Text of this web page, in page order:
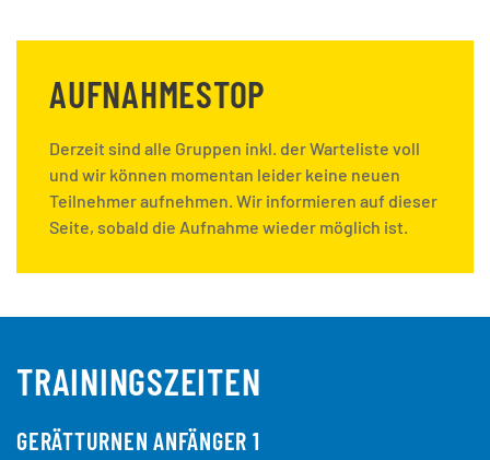
AUFNAHMESTOP
Derzeit sind alle Gruppen inkl. der Warteliste voll
und wir können momentan leider keine neuen
Teilnehmer aufnehmen. Wir informieren auf dieser
Seite, sobald die Aufnahme wieder möglich ist.
TRAININGSZEITEN
GERÄTTURNEN ANFÄNGER 1